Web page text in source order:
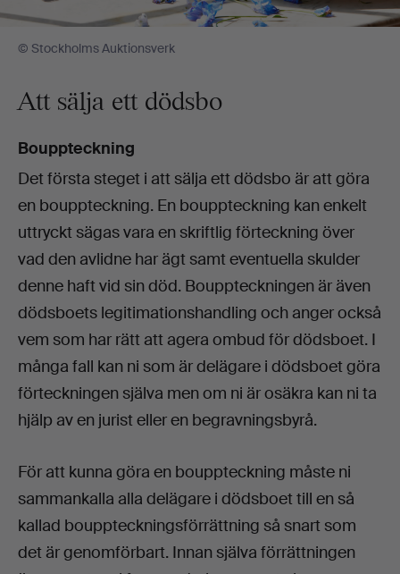
© Stockholms Auktionsverk
Att sälja ett dödsbo
Bouppteckning
Det första steget i att sälja ett dödsbo är att göra
en bouppteckning. En bouppteckning kan enkelt
uttryckt sägas vara en skriftlig förteckning över
vad den avlidne har ägt samt eventuella skulder
denne haft vid sin död. Bouppteckningen är även
dödsboets legitimationshandling och anger också
vem som har rätt att agera ombud för dödsboet. I
många fall kan ni som är delägare i dödsboet göra
förteckningen själva men om ni är osäkra kan ni ta
hjälp av en jurist eller en begravningsbyrå.
För att kunna göra en bouppteckning måste ni
sammankalla alla delägare i dödsboet till en så
kallad bouppteckningsförrättning så snart som
det är genomförbart. Innan själva förrättningen